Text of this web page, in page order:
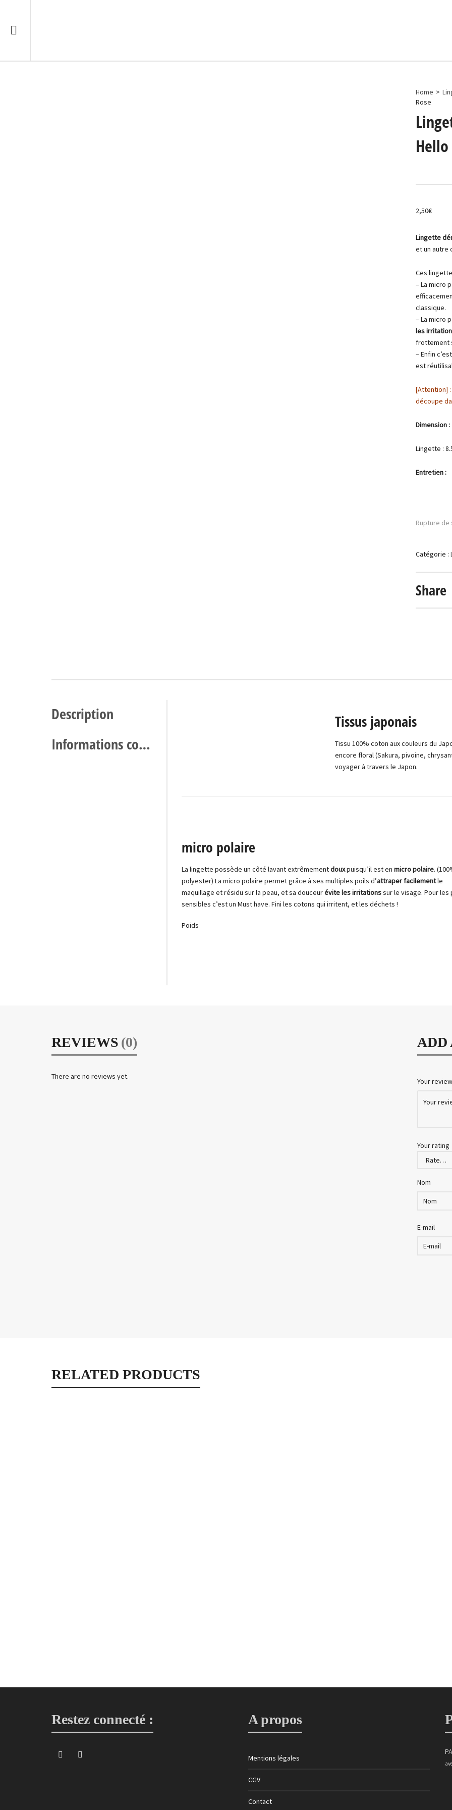
Home >
Rose
2,50€
Lingette
et un autre
Ces
– La micro
classique.
– La micro
les
frottement
– Enfin
est
[Attention]
découpe
Dimension :
Lingette :
Entretien :
Rupture de
Catégorie :
Share
Description
Informations complémentaires
Tissus japonais
Tissu 100% coton aux couleurs du
encore floral (Sakura, pivoine,
voyager à travers le Japon.
micro polaire
La lingette possède un côté lavant extrêmementdouxpuisqu’il est en micro polaire.
polyester) La micro polaire permet grâce à ses multiples poils d’attraper facilementle
maquillage et résidu sur la peau, et sa douceurévite les irritationssur le visage. Pour les
sensibles c’est un Must have. Fini les cotons qui irritent, et les déchets !
Poids
REVIEWS (0)
There are no reviews yet.
ADD
Your
Your rating
Nom
E-mail
RELATED PRODUCTS
Restez connecté : A propos
Mentions légales
CGV
Contact